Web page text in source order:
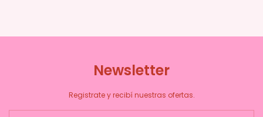
Newsletter
Registrate y recibí nuestras ofertas.